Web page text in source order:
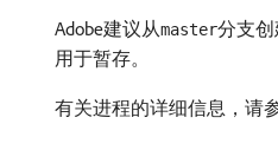
Adobe建议从master分支
用于暂存。
有关进程的详细信息，请